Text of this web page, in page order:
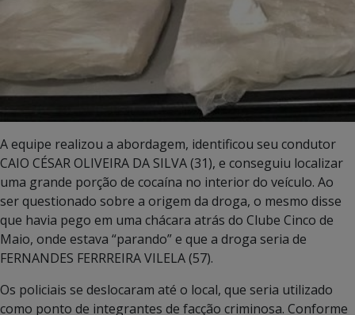
A equipe realizou a abordagem, identificou seu condutor
CAIO CÉSAR OLIVEIRA DA SILVA (31), e conseguiu localizar
uma grande porção de cocaína no interior do veículo. Ao
ser questionado sobre a origem da droga, o mesmo disse
que havia pego em uma chácara atrás do Clube Cinco de
Maio, onde estava “parando” e que a droga seria de
FERNANDES FERRREIRA VILELA (57).
Os policiais se deslocaram até o local, que seria utilizado
como ponto de integrantes de facção criminosa. Conforme